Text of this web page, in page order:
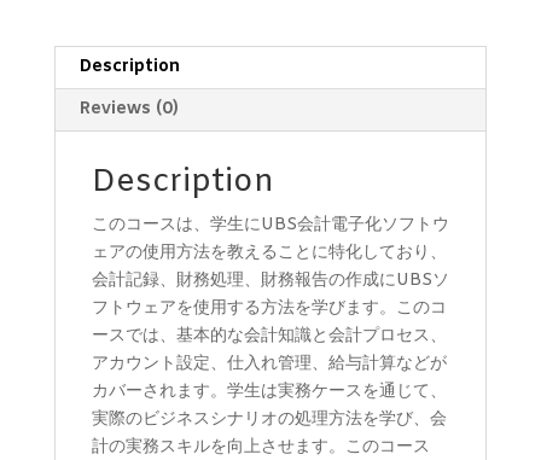
（UBS）
レ
Description
Reviews (0)
Description
このコースは、学生にUBS会計電子化ソフトウ
ェアの使用方法を教えることに特化しており、
会計記録、財務処理、財務報告の作成にUBSソ
フトウェアを使用する方法を学びます。このコ
ースでは、基本的な会計知識と会計プロセス、
アカウント設定、仕入れ管理、給与計算などが
カバーされます。学生は実務ケースを通じて、
実際のビジネスシナリオの処理方法を学び、会
計の実務スキルを向上させます。このコース